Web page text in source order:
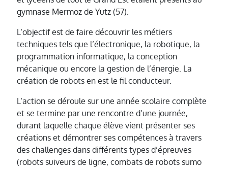
gymnase Mermoz de Yutz (57).
L’objectif est de faire découvrir les métiers
techniques tels que l’électronique, la robotique, la
programmation informatique, la conception
mécanique ou encore la gestion de l’énergie. La
création de robots en est le fil conducteur.
L’action se déroule sur une année scolaire complète
et se termine par une rencontre d’une journée,
durant laquelle chaque élève vient présenter ses
créations et démontrer ses compétences à travers
des challenges dans différents types d’épreuves
(robots suiveurs de ligne, combats de robots sumo